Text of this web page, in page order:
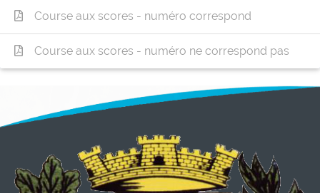
Course aux scores - numéro correspond
Course aux scores - numéro ne correspond pas